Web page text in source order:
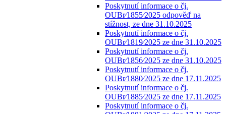
Poskytnutí informace o čj.
OUBr⁄1855⁄2025 odpověď na
stížnost, ze dne 31.10.2025
Poskytnutí informace o čj.
OUBr⁄1819⁄2025 ze dne 31.10.2025
Poskytnutí informace o čj.
OUBr⁄1856⁄2025 ze dne 31.10.2025
Poskytnutí informace o čj.
OUBr⁄1880⁄2025 ze dne 17.11.2025
Poskytnutí informace o čj.
OUBr⁄1885⁄2025 ze dne 17.11.2025
Poskytnutí informace o čj.